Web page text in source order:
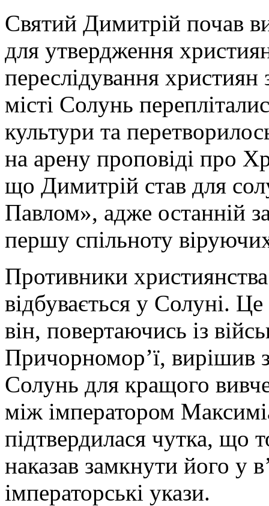
Святий Димитрій почав
для утвердження
переслідування
місті Солунь
культури та
на арену проповіді про
що Димитрій став для
Павлом», адже останній
першу спільноту
Противники
відбувається у Солуні.
він, повертаючись із
Причорномор’ї, вирішив
Солунь для кращого
між імператором
підтвердилася чутка, що
наказав замкнути його у
імператорські укази.